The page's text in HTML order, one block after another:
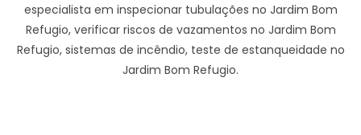
especialista em inspecionar tubulações no Jardim Bom
Refugio, verificar riscos de vazamentos no Jardim Bom
Refugio, sistemas de incêndio, teste de estanqueidade no
Jardim Bom Refugio.